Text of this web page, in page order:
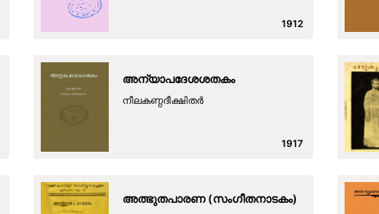
1912
അന്യാപദേശശതകം
നീലകണ്ഠദീക്ഷിതര്‍
1917
അത്ഭുതപാരണ (സംഗീതനാടകം)